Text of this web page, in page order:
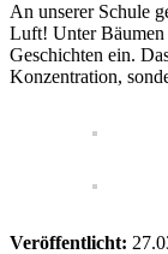
An unserer Schule
Luft! Unter Bäumen
Geschichten ein.
Konzentration,
Veröffentlicht: